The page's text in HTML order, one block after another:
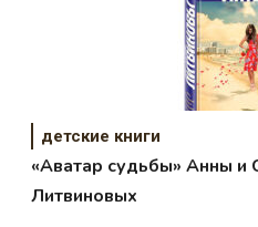
детские книги
«Аватар судьбы» Анны и Сергея
Литвиновых